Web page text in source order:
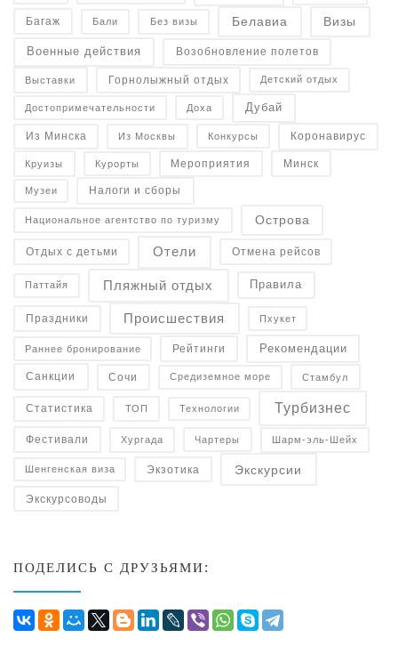
Багаж Бали Без визы Белавиа Визы
Военные действия Возобновление полетов
Выставки Горнолыжный отдых Детский отдых
Достопримечательности Доха Дубай
Из Минска Из Москвы Конкурсы Коронавирус
Круизы Курорты Мероприятия Минск
Музеи Налоги и сборы
Национальное агентство по туризму Острова
Отдых с детьми Отели Отмена рейсов
Паттайя Пляжный отдых Правила
Праздники Происшествия Пхукет
Раннее бронирование Рейтинги Рекомендации
Санкции Сочи Средиземное море Стамбул
Статистика ТОП Технологии Турбизнес
Фестивали Хургада Чартеры Шарм-эль-Шейх
Шенгенская виза Экзотика Экскурсии
Экскурсоводы
ПОДЕЛИСЬ С ДРУЗЬЯМИ: